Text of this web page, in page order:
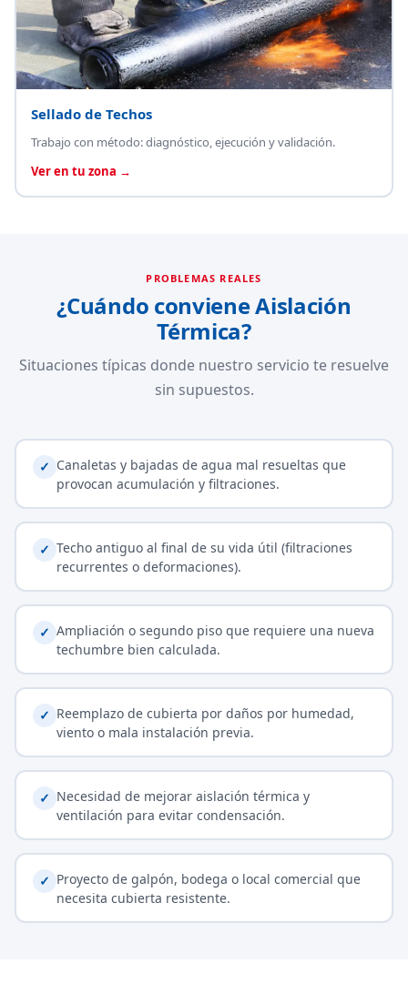
Sellado de Techos
Trabajo con método: diagnóstico, ejecución y validación.
Ver en tu zona →
PROBLEMAS REALES
¿Cuándo conviene Aislación
Térmica?
Situaciones típicas donde nuestro servicio te resuelve
sin supuestos.
✓ Canaletas y bajadas de agua mal resueltas que
provocan acumulación y filtraciones.
✓ Techo antiguo al final de su vida útil (filtraciones
recurrentes o deformaciones).
✓ Ampliación o segundo piso que requiere una nueva
techumbre bien calculada.
✓ Reemplazo de cubierta por daños por humedad,
viento o mala instalación previa.
✓ Necesidad de mejorar aislación térmica y
ventilación para evitar condensación.
✓ Proyecto de galpón, bodega o local comercial que
necesita cubierta resistente.